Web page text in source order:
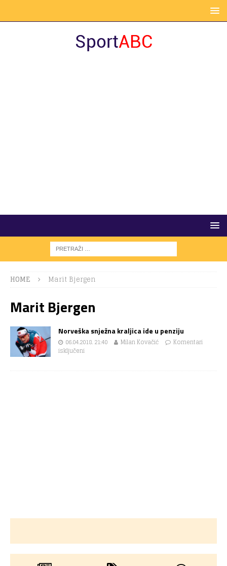
HOME Marit Bjergen
Marit Bjergen
Norveška snježna kraljica ide u penziju
06.04.2018. 21:40 Milan Kovačić
Komentari
isključeni